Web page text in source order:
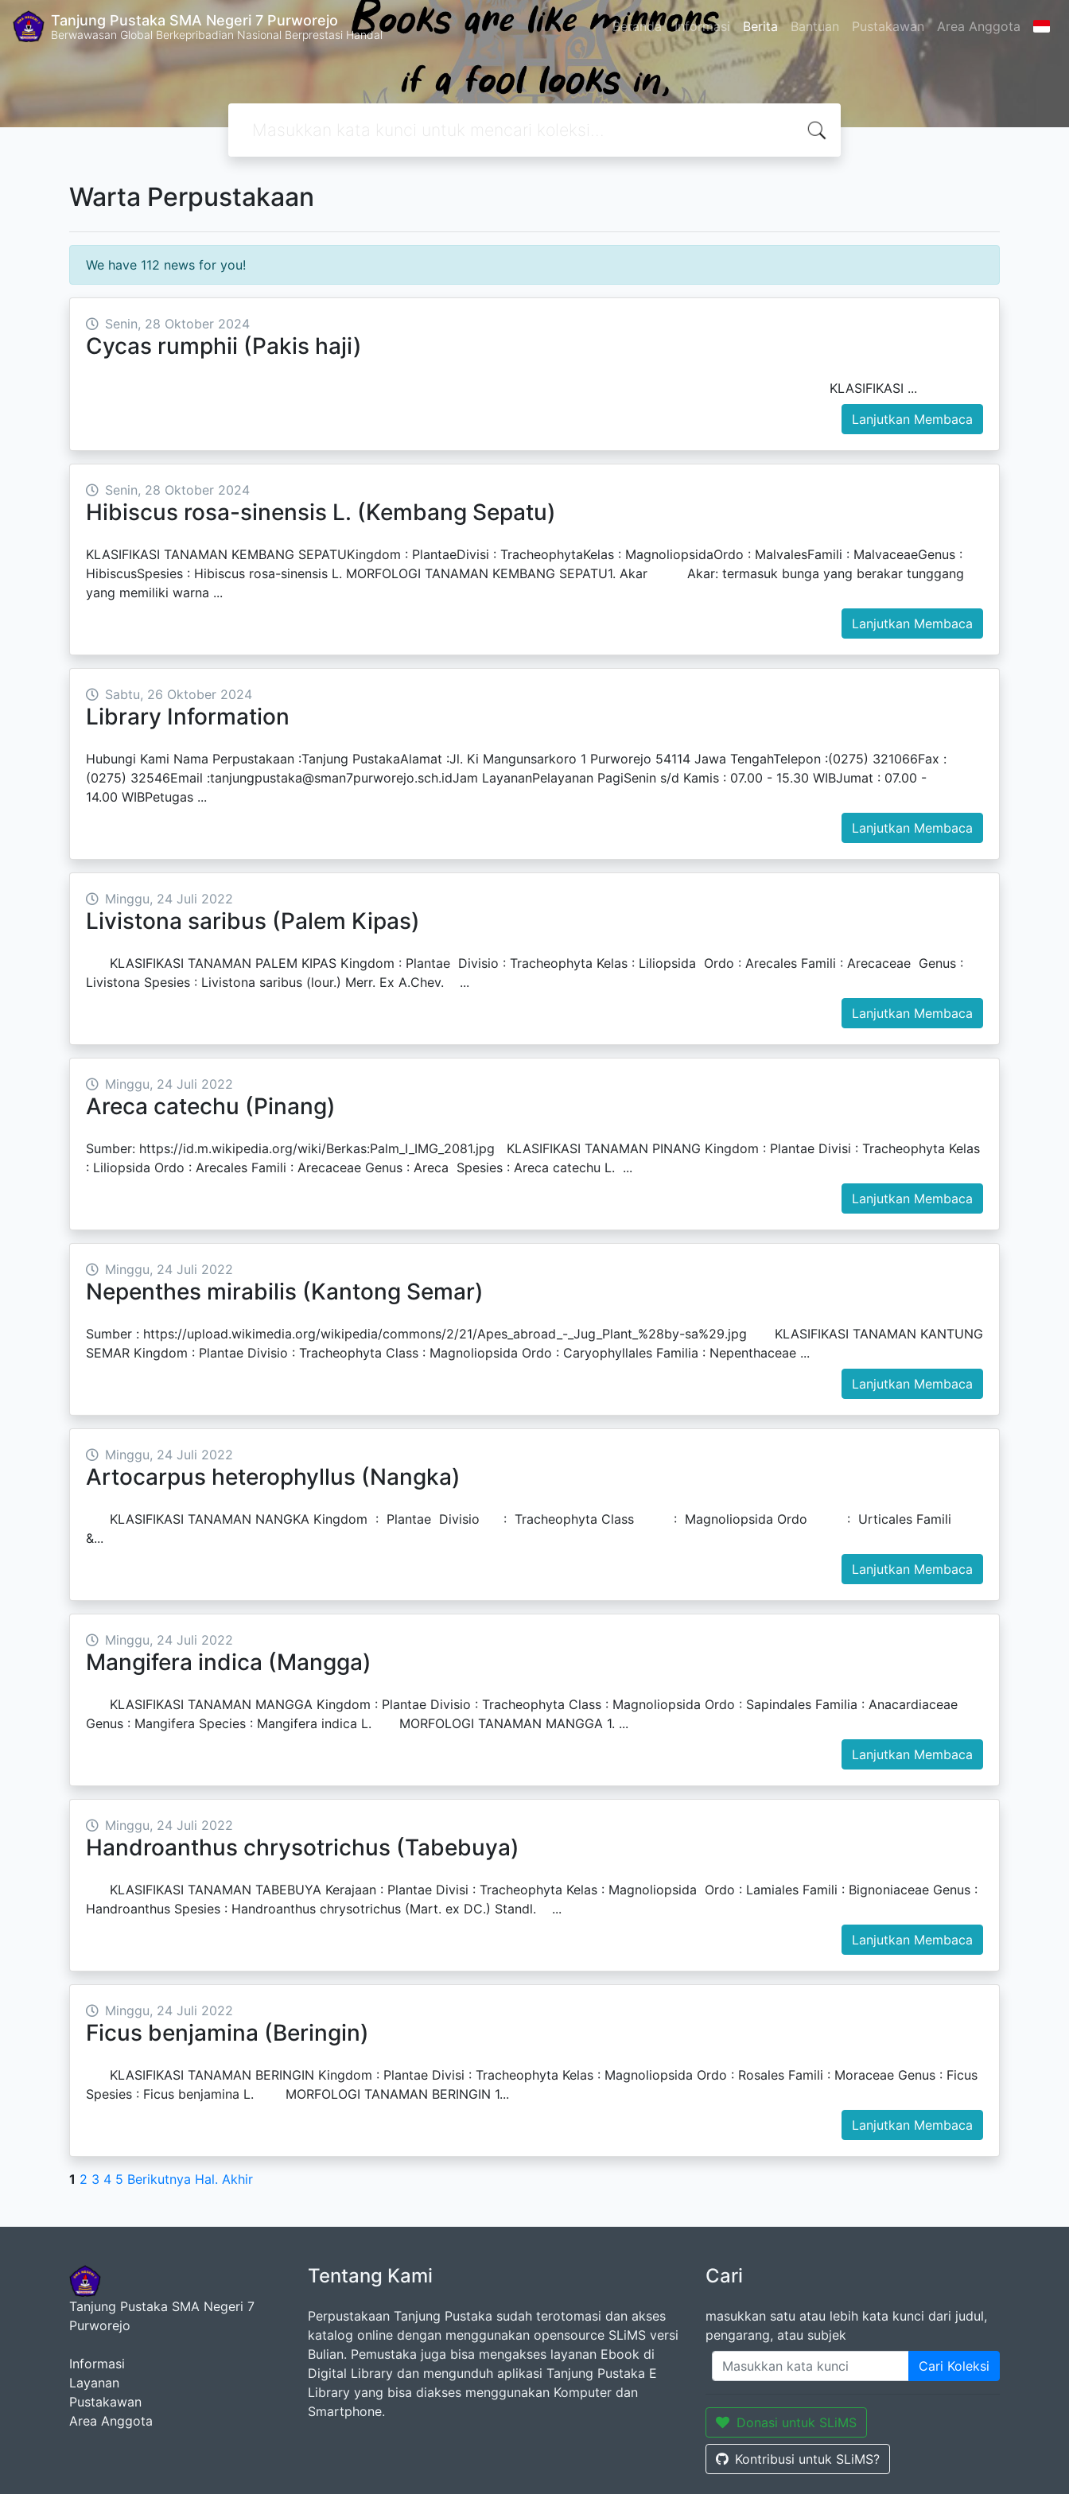
Tanjung Pustaka SMA Negeri 7 Purworejo
Berwawasan Global Berkepribadian Nasional Berprestasi Handal Beranda Informasi Berita Bantuan Pustakawan Area Anggota
Warta Perpustakaan
We have 112 news for you!
Senin, 28 Oktober 2024
Cycas rumphii (Pakis haji)
KLASIFIKASI ...
Lanjutkan Membaca
Senin, 28 Oktober 2024
Hibiscus rosa-sinensis L. (Kembang Sepatu)
KLASIFIKASI TANAMAN KEMBANG SEPATUKingdom : PlantaeDivisi : TracheophytaKelas : MagnoliopsidaOrdo : MalvalesFamili : MalvaceaeGenus :
HibiscusSpesies : Hibiscus rosa-sinensis L. MORFOLOGI TANAMAN KEMBANG SEPATU1. Akar Akar: termasuk bunga yang berakar tunggang
yang memiliki warna ...
Lanjutkan Membaca
Sabtu, 26 Oktober 2024
Library Information
Hubungi Kami Nama Perpustakaan :Tanjung PustakaAlamat :Jl. Ki Mangunsarkoro 1 Purworejo 54114 Jawa TengahTelepon :(0275) 321066Fax :
(0275) 32546Email :tanjungpustaka@sman7purworejo.sch.idJam LayananPelayanan PagiSenin s/d Kamis : 07.00 - 15.30 WIBJumat : 07.00 -
14.00 WIBPetugas ...
Lanjutkan Membaca
Minggu, 24 Juli 2022
Livistona saribus (Palem Kipas)
KLASIFIKASI TANAMAN PALEM KIPAS Kingdom : Plantae Divisio : Tracheophyta Kelas : Liliopsida Ordo : Arecales Famili : Arecaceae Genus :
Livistona Spesies : Livistona saribus (lour.) Merr. Ex A.Chev. ...
Lanjutkan Membaca
Minggu, 24 Juli 2022
Areca catechu (Pinang)
Sumber: https://id.m.wikipedia.org/wiki/Berkas:Palm_I_IMG_2081.jpg KLASIFIKASI TANAMAN PINANG Kingdom : Plantae Divisi : Tracheophyta Kelas
: Liliopsida Ordo : Arecales Famili : Arecaceae Genus : Areca Spesies : Areca catechu L. ...
Lanjutkan Membaca
Minggu, 24 Juli 2022
Nepenthes mirabilis (Kantong Semar)
Sumber : https://upload.wikimedia.org/wikipedia/commons/2/21/Apes_abroad_-_Jug_Plant_%28by-sa%29.jpg KLASIFIKASI TANAMAN KANTUNG
SEMAR Kingdom : Plantae Divisio : Tracheophyta Class : Magnoliopsida Ordo : Caryophyllales Familia : Nepenthaceae ...
Lanjutkan Membaca
Minggu, 24 Juli 2022
Artocarpus heterophyllus (Nangka)
KLASIFIKASI TANAMAN NANGKA Kingdom : Plantae Divisio : Tracheophyta Class : Magnoliopsida Ordo : Urticales Famili
&...
Lanjutkan Membaca
Minggu, 24 Juli 2022
Mangifera indica (Mangga)
KLASIFIKASI TANAMAN MANGGA Kingdom : Plantae Divisio : Tracheophyta Class : Magnoliopsida Ordo : Sapindales Familia : Anacardiaceae
Genus : Mangifera Species : Mangifera indica L. MORFOLOGI TANAMAN MANGGA 1. ...
Lanjutkan Membaca
Minggu, 24 Juli 2022
Handroanthus chrysotrichus (Tabebuya)
KLASIFIKASI TANAMAN TABEBUYA Kerajaan : Plantae Divisi : Tracheophyta Kelas : Magnoliopsida Ordo : Lamiales Famili : Bignoniaceae Genus :
Handroanthus Spesies : Handroanthus chrysotrichus (Mart. ex DC.) Standl. ...
Lanjutkan Membaca
Minggu, 24 Juli 2022
Ficus benjamina (Beringin)
KLASIFIKASI TANAMAN BERINGIN Kingdom : Plantae Divisi : Tracheophyta Kelas : Magnoliopsida Ordo : Rosales Famili : Moraceae Genus : Ficus
Spesies : Ficus benjamina L. MORFOLOGI TANAMAN BERINGIN 1...
Lanjutkan Membaca
1 2 3 4 5 Berikutnya Hal. Akhir
Tanjung Pustaka SMA Negeri 7
Purworejo
Informasi
Layanan
Pustakawan
Area Anggota
Tentang Kami
Perpustakaan Tanjung Pustaka sudah terotomasi dan akses
katalog online dengan menggunakan opensource SLiMS versi
Bulian. Pemustaka juga bisa mengakses layanan Ebook di
Digital Library dan mengunduh aplikasi Tanjung Pustaka E
Library yang bisa diakses menggunakan Komputer dan
Smartphone.
Cari
masukkan satu atau lebih kata kunci dari judul,
pengarang, atau subjek
Cari Koleksi
Donasi untuk SLiMS
Kontribusi untuk SLiMS?